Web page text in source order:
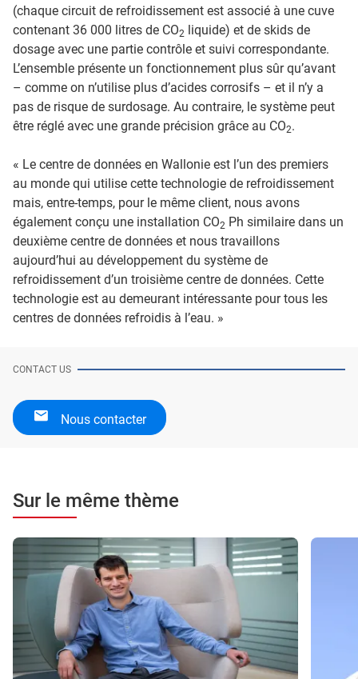
(chaque circuit de refroidissement est associé à une cuve
contenant 36 000 litres de CO2 liquide) et de skids de
dosage avec une partie contrôle et suivi correspondante.
L’ensemble présente un fonctionnement plus sûr qu’avant
– comme on n’utilise plus d’acides corrosifs – et il n’y a
pas de risque de surdosage. Au contraire, le système peut
être réglé avec une grande précision grâce au CO2.
« Le centre de données en Wallonie est l’un des premiers
au monde qui utilise cette technologie de refroidissement
mais, entre-temps, pour le même client, nous avons
également conçu une installation CO2 Ph similaire dans un
deuxième centre de données et nous travaillons
aujourd’hui au développement du système de
refroidissement d’un troisième centre de données. Cette
technologie est au demeurant intéressante pour tous les
centres de données refroidis à l’eau. »
CONTACT US
Nous contacter
Sur le même thème